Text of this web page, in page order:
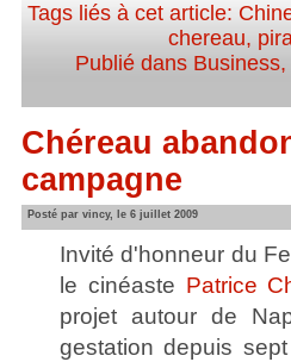
Tags liés à cet article:
chereau,
Publié dans Business,
Chéreau
campagne
Posté par vincy, le 6 juillet 2009
Invité d'honneur du
le cinéaste Patrice
projet autour de
gestation depuis